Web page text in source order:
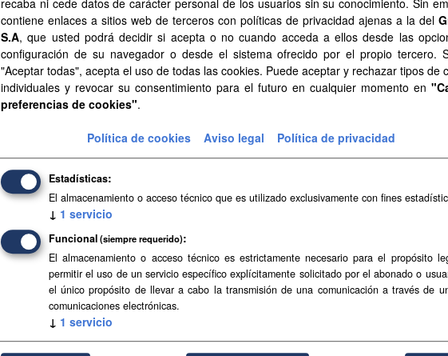
contiene enlaces a sitios web de terceros con políticas de privacidad ajenas a la del
S.A, que usted podrá decidir si acepta o no cuando acceda a ellos desde las
configuración de su navegador o desde el sistema ofrecido por el propio tercero.
"Aceptar todas", acepta el uso de todas las cookies. Puede aceptar y rechazar tipos de
individuales y revocar su consentimiento para el futuro en cualquier momento en
preferencias de cookies".
Política de cookies Aviso legal Política de privacidad
Estadísticas
El almacenamiento o acceso técnico que es utilizado exclusivamente con fines
↓ 1 servicio
Funcional (siempre requerido)
El almacenamiento o acceso técnico es estrictamente necesario para el propósito
permitir el uso de un servicio específico explícitamente solicitado por el abonado o
el único propósito de llevar a cabo la transmisión de una comunicación a través de
comunicaciones electrónicas.
↓ 1 servicio